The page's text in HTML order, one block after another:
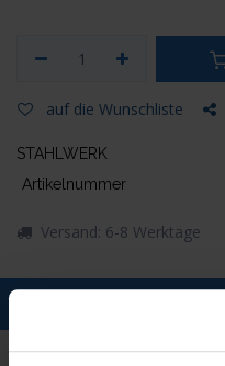
auf die Wunschliste
STAHLWERK
Artikelnummer
Versand: 6-8 Werktage
Spezifikationen